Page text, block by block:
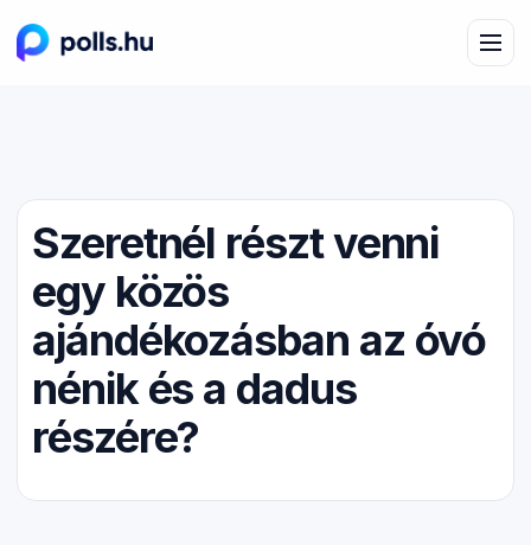
Szeretnél részt venni
egy közös
ajándékozásban az óvó
nénik és a dadus
részére?